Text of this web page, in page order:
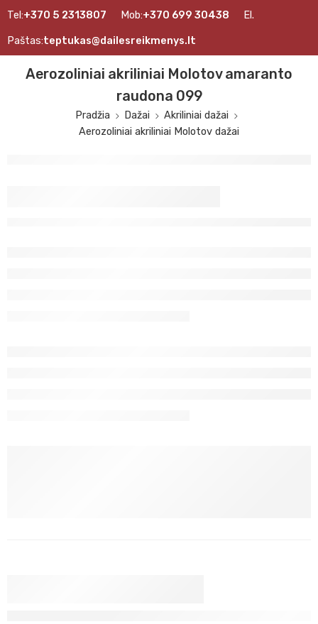
Tel:+370 5 2313807 Mob:+370 699 30438 El.
Paštas:teptukas@dailesreikmenys.lt
Aerozoliniai akriliniai Molotov amaranto
raudona 099
Pradžia Dažai
Akriliniai dažai
Aerozoliniai akriliniai Molotov dažai